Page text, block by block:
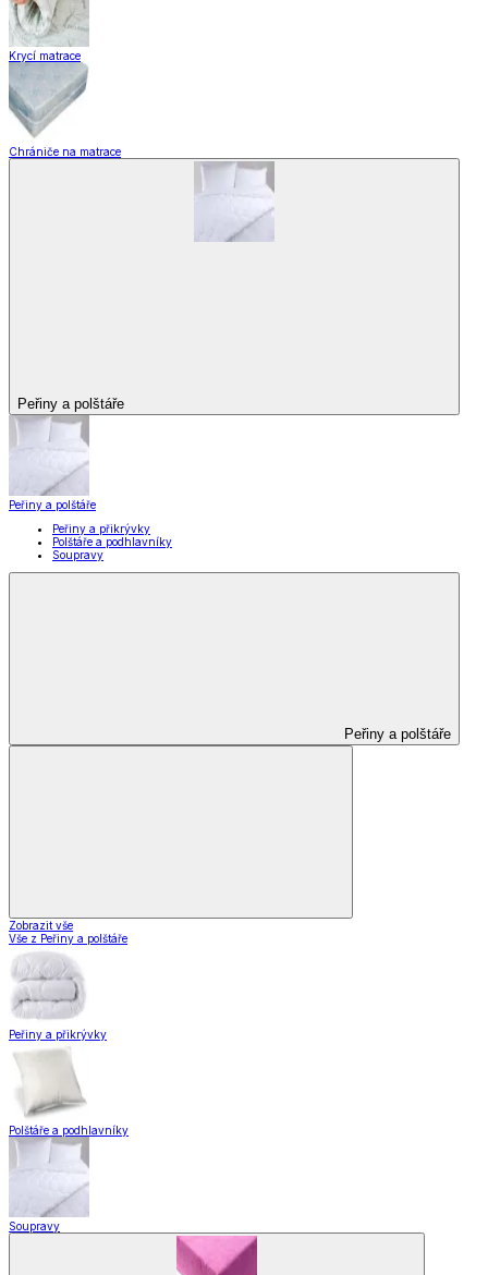
Krycí matrace
Chrániče na matrace
Peřiny a polštáře
Peřiny a polštáře
Peřiny a přikrývky
Polštáře a podhlavníky
Soupravy
Peřiny a polštáře
Zobrazit vše
Vše z Peřiny a polštáře
Peřiny a přikrývky
Polštáře a podhlavníky
Soupravy